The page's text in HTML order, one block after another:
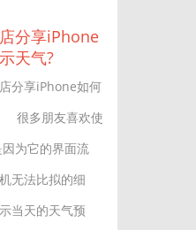
分享iPhone
天气?
分享iPhone如何
很多朋友喜欢使
为它的界面流
无法比拟的细
当天的天气预